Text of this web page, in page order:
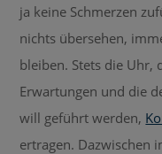
ja keine Schmerzen
nichts übersehen,
bleiben. Stets die Uhr,
Erwartungen und die
will geführt werden,
ertragen. Dazwischen